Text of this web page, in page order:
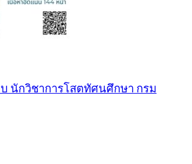
นักวิชาการโสตทัศนศึกษา กรม